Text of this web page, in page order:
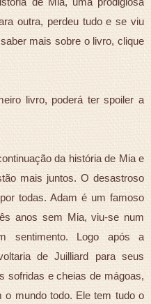
outra, perdeu tudo e se viu
mais sobre o livro, clique
livro, poderá ter spoiler a
da história de Mia e
mais juntos. O desastroso
todas. Adam é um famoso
anos sem Mia, viu-se num
sentimento. Logo após a
de Juilliard para seus
sofridas e cheias de mágoas,
o mundo todo. Ele tem tudo o